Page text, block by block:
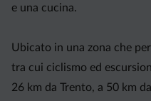
e una cucina.
Ubicato in una zona che
tra cui ciclismo ed
26 km da Trento, a 50 km